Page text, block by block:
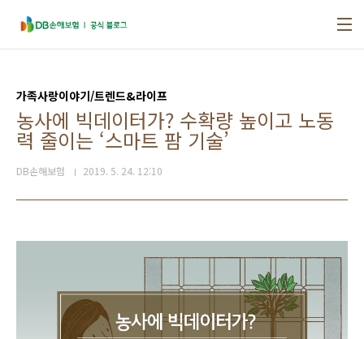
가족사랑이야기/트렌드&라이프
농사에 빅데이터가? 수확량 높이고 노동
력 줄이는 ‘스마트 팜 기술’
DB손해보험 2019. 5. 24. 12:10